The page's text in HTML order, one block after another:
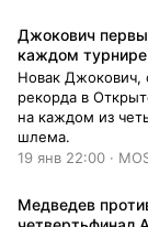
Джокович
каждом
Новак Джокович,
рекорда в
на каждом из
шлема.
19 янв 22:00 ·
Медведев